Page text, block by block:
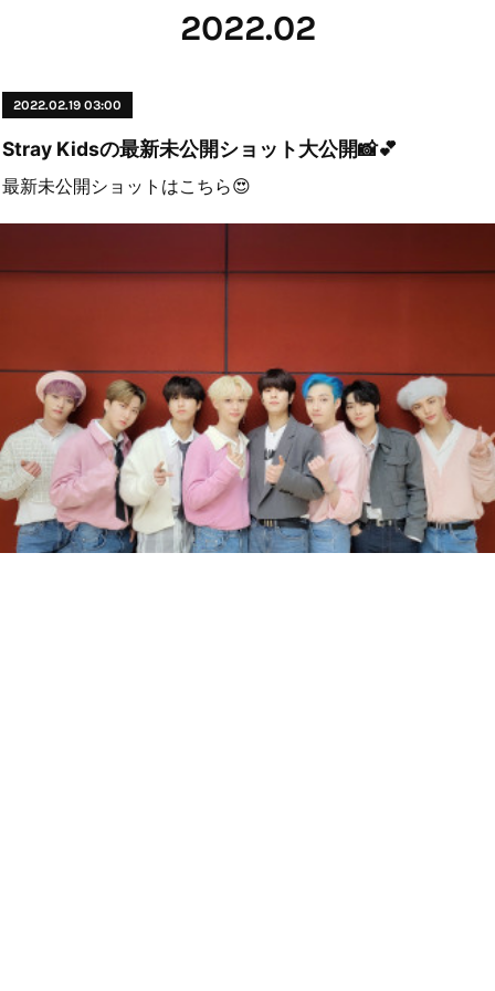
2022.02
2022.02.19 03:00
Stray Kidsの最新未公開ショット大公開📸💕
最新未公開ショットはこちら😍